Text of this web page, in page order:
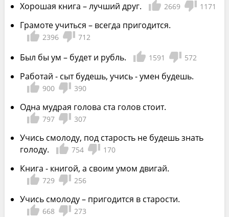
Хорошая книга – лучший друг. 2669 1171
Грамоте учиться – всегда пригодится.
2396 712
Был бы ум – будет и рубль. 1591 572
Работай - сыт будешь, учись - умен будешь.
900 390
Одна мудрая голова ста голов стоит.
797 307
Учись смолоду, под старость не будешь знать
голоду.
754 170
Книга - книгой, а своим умом двигай.
729 256
Учись смолоду – пригодится в старости.
668 273